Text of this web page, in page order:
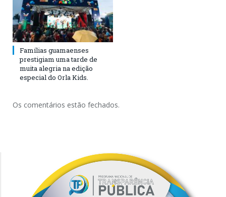
Famílias guamaenses
prestigiam uma tarde de
muita alegria na edição
especial do Orla Kids.
Os comentários estão fechados.